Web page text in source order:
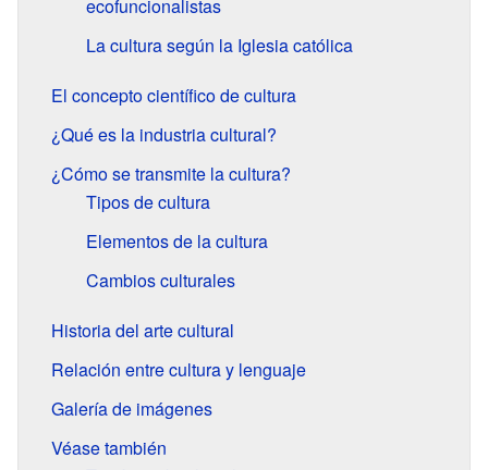
ecofuncionalistas
La cultura según la Iglesia católica
El concepto científico de cultura
¿Qué es la industria cultural?
¿Cómo se transmite la cultura?
Tipos de cultura
Elementos de la cultura
Cambios culturales
Historia del arte cultural
Relación entre cultura y lenguaje
Galería de imágenes
Véase también